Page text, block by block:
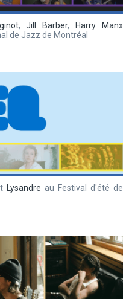
,Jill Barber,
Harry Manx
de Jazz de Montréal
Lysandre au Festival d'été de